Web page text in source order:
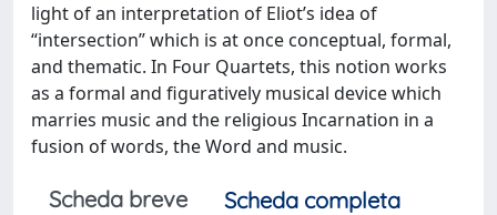
light of an interpretation of Eliot’s idea of
“intersection” which is at once conceptual, formal,
and thematic. In Four Quartets, this notion works
as a formal and figuratively musical device which
marries music and the religious Incarnation in a
fusion of words, the Word and music.
Scheda breve
Scheda completa